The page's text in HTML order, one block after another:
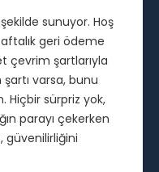
sunuyor. Hoş
geri ödeme
çevrim şartlarıyla
şartı varsa, bunu
Hiçbir sürpriz yok,
parayı çekerken
güvenilirliğini